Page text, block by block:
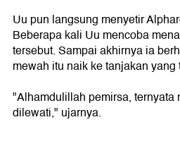
Uu pun langsung menyetir
Beberapa kali Uu mencoba
tersebut. Sampai akhirnya ia
mewah itu naik ke tanjakan yang
"Alhamdulillah pemirsa, ternyata
dilewati," ujarnya.